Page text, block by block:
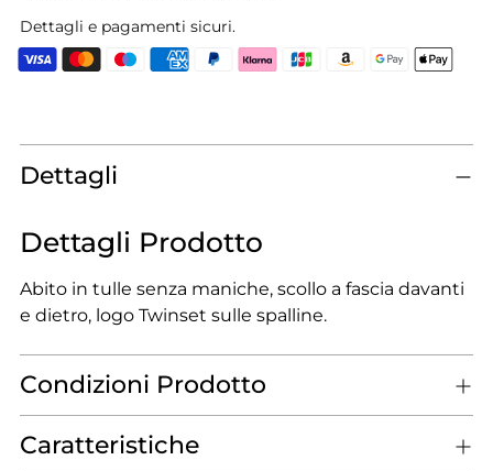
Dettagli e pagamenti sicuri.
prodotto
al
Dettagli
Dettagli Prodotto
Abito in tulle senza maniche, scollo a fascia davanti
e dietro, logo Twinset sulle spalline.
Condizioni Prodotto
Caratteristiche